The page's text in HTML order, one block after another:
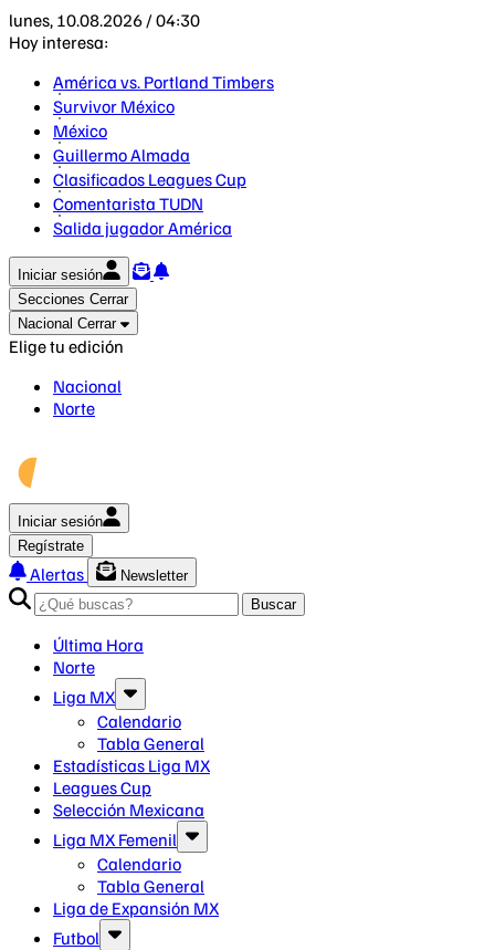
lunes, 10.08.2026 / 04:30
Hoy interesa:
América vs. Portland Timbers
Survivor México
México
Guillermo Almada
Clasificados Leagues Cup
Comentarista TUDN
Salida jugador América
Iniciar sesión
Secciones Cerrar
Nacional Cerrar
Elige tu edición
Nacional
Norte
Iniciar sesión
Regístrate
Alertas
Newsletter
Buscar
Última Hora
Norte
Liga MX
Calendario
Tabla General
Estadísticas Liga MX
Leagues Cup
Selección Mexicana
Liga MX Femenil
Calendario
Tabla General
Liga de Expansión MX
Futbol